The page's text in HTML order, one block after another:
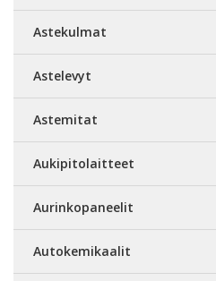
Astekulmat
Astelevyt
Astemitat
Aukipitolaitteet
Aurinkopaneelit
Autokemikaalit